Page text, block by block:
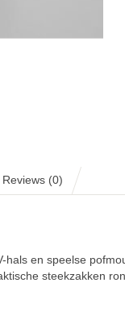
Reviews (0)
en speelse
steekzakken